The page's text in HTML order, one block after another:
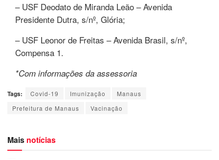
– USF Deodato de Miranda Leão – Avenida
Presidente Dutra, s/nº, Glória;
– USF Leonor de Freitas – Avenida Brasil, s/nº,
Compensa 1.
*Com informações da assessoria
Tags: Covid-19 Imunização
Manaus
Prefeitura de Manaus
Vacinação
Mais notícias